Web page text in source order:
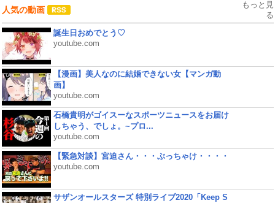
人気の動画
もっと見
る
誕生日おめでとう♡
youtube.com
【漫画】美人なのに結婚できない女【マンガ動
画】
youtube.com
石橋貴明がゴイスーなスポーツニュースをお届け
しちゃう、でしょ。~プロ...
youtube.com
【緊急対談】宮迫さん・・・ぶっちゃけ・・・・
youtube.com
サザンオールスターズ 特別ライブ2020「Keep S